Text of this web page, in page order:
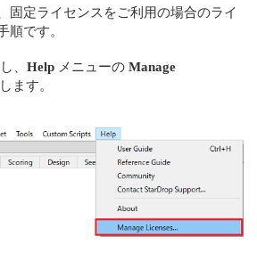
固定ライセンスをご利用の場合のライ
順です。
、 Help メニューの Manage
ます。